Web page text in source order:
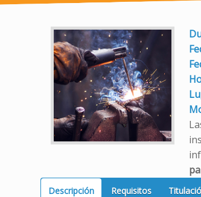
Descripción Requisitos